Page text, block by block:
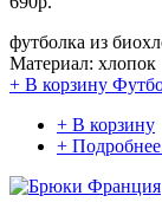
футболка из
Материал: хлопок
+ В корзину
+ В корзину
+